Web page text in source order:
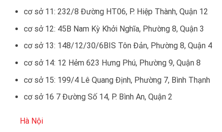
cơ sở 11: 232/8 Đường HT06, P. Hiệp Thành, Quận 12
cơ sở 12: 45B Nam Kỳ Khởi Nghĩa, Phường 8, Quận 3
cơ sở 13: 148/12/30/6BIS Tôn Đản, Phường 8, Quận 4
cơ sở 14: 12 Hẻm 623 Hưng Phú, Phường 9, Quận 8
cơ sở 15: 199/4 Lê Quang Định, Phường 7, Bình Thạnh
cơ sở 16 7 Đường Số 14, P. Bình An, Quận 2
Hà Nội